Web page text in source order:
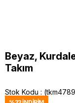
Beyaz,
Takım
Stok Kodu